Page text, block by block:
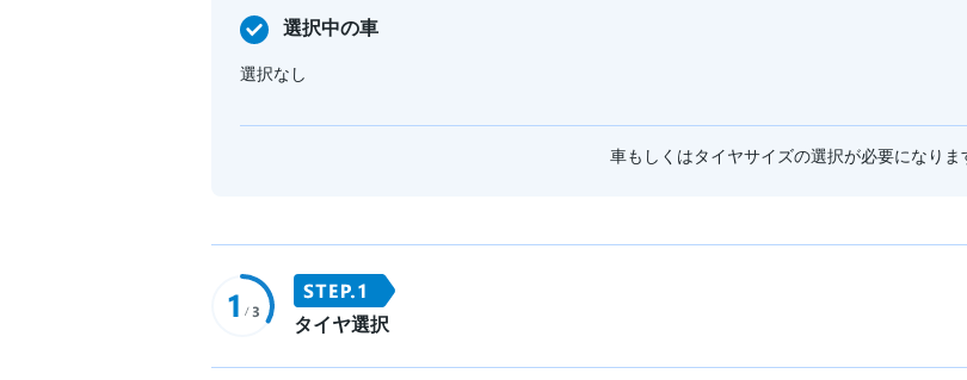
選択中の車
選択なし
車もしくはタイヤサイズの選択が必要になりま
タイヤ選択